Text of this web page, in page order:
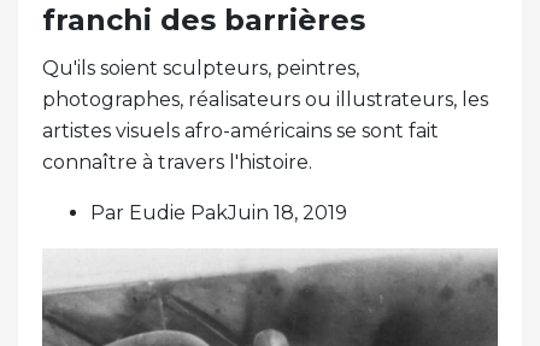
franchi des barrières
Qu'ils soient sculpteurs, peintres,
photographes, réalisateurs ou illustrateurs, les
artistes visuels afro-américains se sont fait
connaître à travers l'histoire.
Par Eudie PakJuin 18, 2019